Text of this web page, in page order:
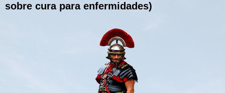
sobre cura para enfermidades)